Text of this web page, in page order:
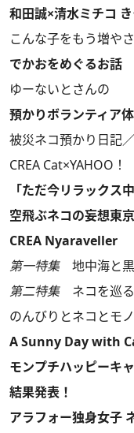
和田誠×清水ミチコ
こんな子をもう増や
でかおをめぐるお話
ゆーないとさんの
預かりボランティア
被災ネコ預かり日記
CREA Cat×YAHOO！
「ただ今リラックス
空飛ぶネコの妄想東
CREA Nyaraveller
第一特集地中海と黒
第二特集ネコを巡る
のんびりとネコとモ
A Sunny Day with
モンプチハッピーキ
結果発表！
アラフォー独身女子